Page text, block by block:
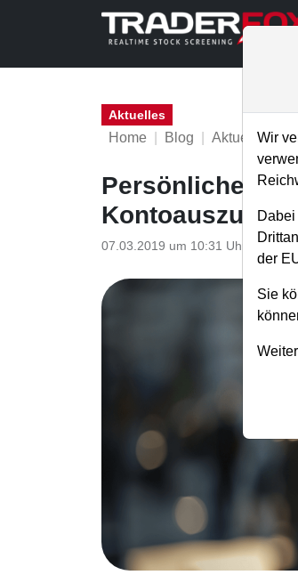
Aktuelles
Home Blog Aktuelles
Persönlicher
Kontoauszug-
07.03.2019 um 10:31 Uhr
Wir
der
Sie